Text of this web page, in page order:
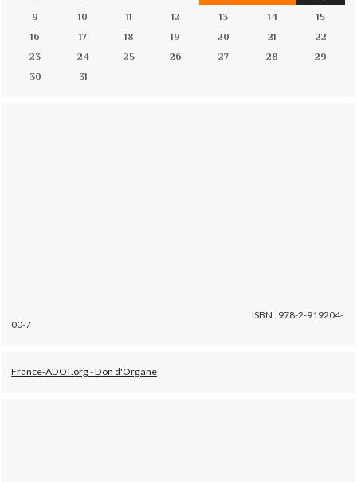
9
10 11 12 13 14
15
16
17 18 19 20 21
22
23
24 25 26 27 28
29
30
31
ISBN : 978-2-919204-
00-7
France-ADOT.org - Don d'Organe